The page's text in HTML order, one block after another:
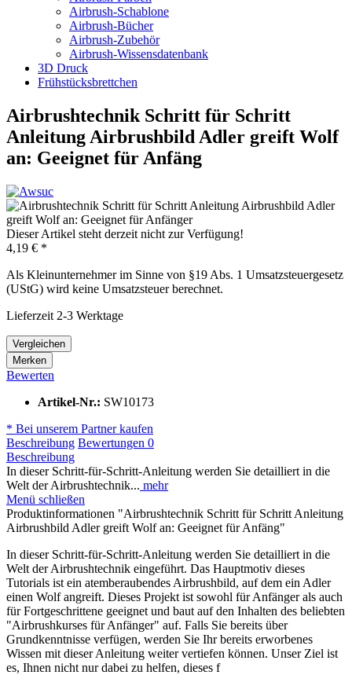
Airbrush-Schablone
Airbrush-Bücher
Airbrush-Zubehör
Airbrush-Wissensdatenbank
3D Druck
Frühstücksbrettchen
Airbrushtechnik Schritt für Schritt
Anleitung Airbrushbild Adler greift Wolf
an: Geeignet für Anfäng
Dieser Artikel steht derzeit nicht zur Verfügung!
4,19 € *
Als Kleinunternehmer im Sinne von §19 Abs. 1 Umsatzsteuergesetz
(UStG) wird keine Umsatzsteuer berechnet.
Lieferzeit 2-3 Werktage
Vergleichen
Merken
Bewerten
Artikel-Nr.: SW10173
* Bei unserem Partner kaufen
Beschreibung Bewertungen 0
Beschreibung
In dieser Schritt-für-Schritt-Anleitung werden Sie detailliert in die
Welt der Airbrushtechnik... mehr
Menü schließen
Produktinformationen "Airbrushtechnik Schritt für Schritt Anleitung
Airbrushbild Adler greift Wolf an: Geeignet für Anfäng"
In dieser Schritt-für-Schritt-Anleitung werden Sie detailliert in die
Welt der Airbrushtechnik eingeführt. Das Hauptmotiv dieses
Tutorials ist ein atemberaubendes Airbrushbild, auf dem ein Adler
einen Wolf angreift. Dieses Projekt ist sowohl für Anfänger als auch
für Fortgeschrittene geeignet und baut auf den Inhalten des beliebten
"Airbrushkurses für Anfänger" auf. Falls Sie bereits über
Grundkenntnisse verfügen, werden Sie Ihr bereits erworbenes
Wissen mit dieser Anleitung weiter vertiefen können. Unser Ziel ist
es, Ihnen nicht nur dabei zu helfen, dieses f